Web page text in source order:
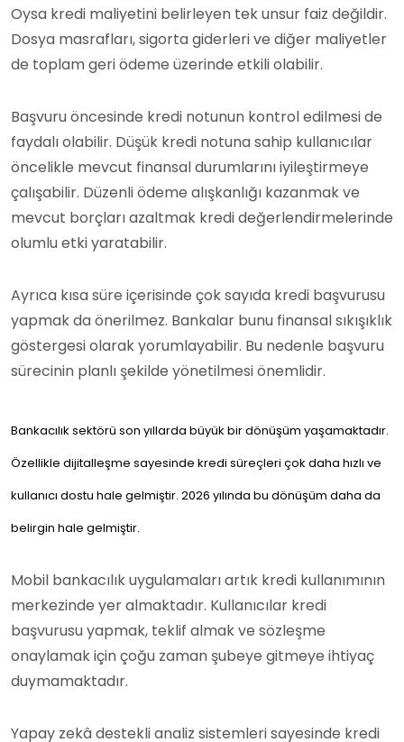
Oysa kredi maliyetini belirleyen tek unsur faiz değildir.
Dosya masrafları, sigorta giderleri ve diğer maliyetler
de toplam geri ödeme üzerinde etkili olabilir.
Başvuru öncesinde kredi notunun kontrol edilmesi de
faydalı olabilir. Düşük kredi notuna sahip kullanıcılar
öncelikle mevcut finansal durumlarını iyileştirmeye
çalışabilir. Düzenli ödeme alışkanlığı kazanmak ve
mevcut borçları azaltmak kredi değerlendirmelerinde
olumlu etki yaratabilir.
Ayrıca kısa süre içerisinde çok sayıda kredi başvurusu
yapmak da önerilmez. Bankalar bunu finansal sıkışıklık
göstergesi olarak yorumlayabilir. Bu nedenle başvuru
sürecinin planlı şekilde yönetilmesi önemlidir.
Bankacılık sektörü son yıllarda büyük bir dönüşüm yaşamaktadır.
Özellikle dijitalleşme sayesinde kredi süreçleri çok daha hızlı ve
kullanıcı dostu hale gelmiştir. 2026 yılında bu dönüşüm daha da
belirgin hale gelmiştir.
Mobil bankacılık uygulamaları artık kredi kullanımının
merkezinde yer almaktadır. Kullanıcılar kredi
başvurusu yapmak, teklif almak ve sözleşme
onaylamak için çoğu zaman şubeye gitmeye ihtiyaç
duymamaktadır.
Yapay zekâ destekli analiz sistemleri sayesinde kredi